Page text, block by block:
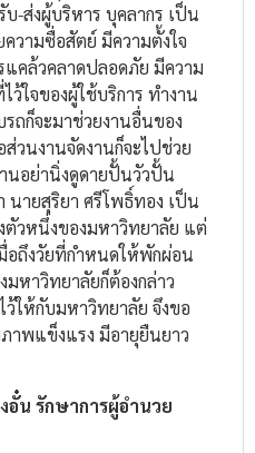
-ส่งผู้บริหาร บุคลากร เป็น
วามซื่อสัตย์ มีความตั้งใจ
คล้วคลาดปลอดภัย มีความ
ว้ใจของผู้ใช้บริการ ทำงาน
ถก็จะมาช่วยงานอื่นของ
วนงานจัดงานก็จะไปช่วย
นอย่านิ่งดูดายปั้นวัวปั้น
นายสุริยา ศรีโพธิ์ทอง เป็น
วหนึ่งของมหาวิทยาลัย แต่
อถึงวัยที่กำหนดให้พักผ่อน
มหาวิทยาลัยก็ต้องกล่าว
ให้กับมหาวิทยาลัย จึงขอ
าพแข็งแรง มีอายุยืนยาว
อั๋น รักษาการผู้อำนวย